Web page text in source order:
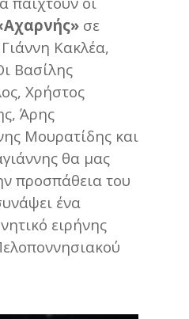
σε
Κακλέα,
Βασίλης
Χρήστος
Άρης
Μουρατίδης και
θα μας
προσπάθεια του
ένα
ειρήνης